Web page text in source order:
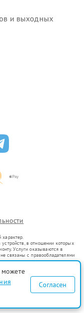
и выходных
в отношении которых
Услуги оказываются в
связаны с правообладателями
оборот в соответствии
услуг или введения
предоставляемых услугах по
офертой, определяемой
можете
Согласен